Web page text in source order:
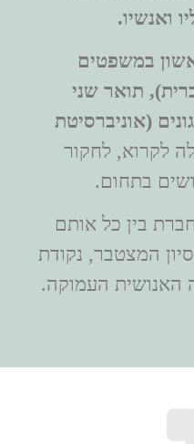
ואנשיו.
במשפטים
תואר שני
(אוניברסיטת
לקרוא, לחקור
בתחום.
בין כל אותם
המצטבר, נקודת
האנושית העמוקה.